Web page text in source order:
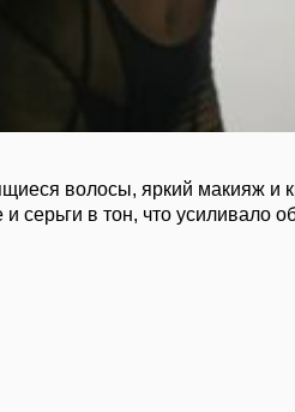
волосы, яркий макияж и
серьги в тон, что усиливало